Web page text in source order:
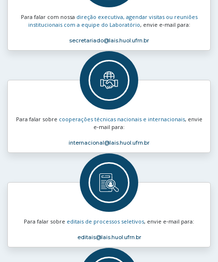
Para falar com nossa direção executiva, agendar visitas ou reuniões
institucionais com a equipe do Laboratório, envie e‑mail para:
secretariado@lais.huol.ufrn.br
Para falar sobre cooperações técnicas nacionais e internacionais, envie
e‑mail para:
internacional@lais.huol.ufrn.br
Para falar sobre editais de processos seletivos, envie e‑mail para:
editais@lais.huol.ufrn.br